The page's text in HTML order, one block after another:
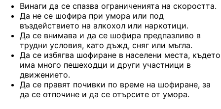
Винаги да се спазва ограниченията на скоростта.
Да не се шофира при умора или под
въздействието на алкохол или наркотици.
Да се внимава и да се шофира предпазливо в
трудни условия, като дъжд, сняг или мъгла.
Да се избягва шофиране в населени места, където
има много пешеходци и други участници в
движението.
Да се правят почивки по време на шофиране, за
да се отпочине и да се отърсите от умора.